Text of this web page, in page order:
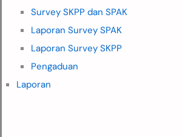
Survey SKPP dan SPAK
Laporan Survey SPAK
Laporan Survey SKPP
Pengaduan
Laporan